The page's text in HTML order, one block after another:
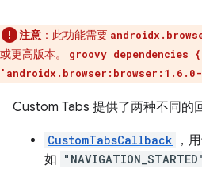
注意 ：此功能需要
或更高版本。
groovy dependencies
Custom Tabs 提供了两种不同的
CustomTabsCallback
，
如 "NAVIGATION_STARTED"